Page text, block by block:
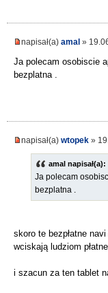
napisał(a) amal »
Ja polecam osobiscie
bezplatna .
napisał(a) wtopek »
amal napisał(a):
Ja polecam
bezplatna .
skoro te bezpłatne
wciskają ludziom
i szacun za ten tablet